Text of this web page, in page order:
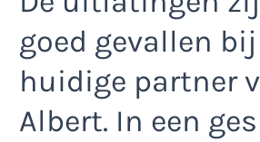
goed gevallen bij
huidige partner
Albert. In een